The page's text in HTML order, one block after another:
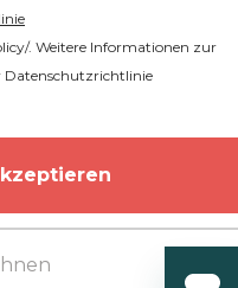
. Weitere Informationen zur
Datenschutzrichtlinie